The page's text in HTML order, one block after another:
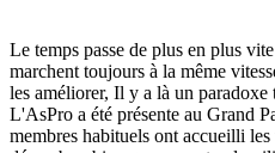
Le temps passe de plus en plus
marchent toujours à la même
les améliorer, Il y a là un
L'AsPro a été présente au Grand
membres habituels ont accueilli